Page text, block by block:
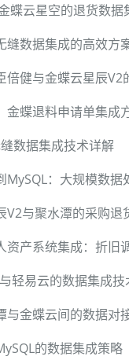
蝶云星空的退货数据
缝数据集成的高效方
倍健与金蝶云星辰V2
金蝶退料申请单集成
数据集成技术详解
MySQL：大规模数据
V2与聚水潭的采购退
轻易云的数据集成
与金蝶云间的数据对
的数据集成策略